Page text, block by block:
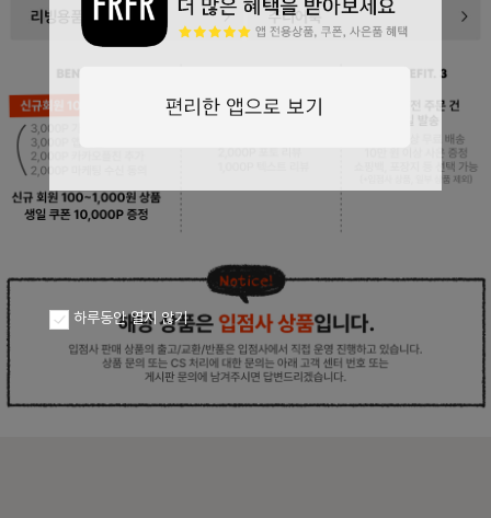
하루동안 열지 않기